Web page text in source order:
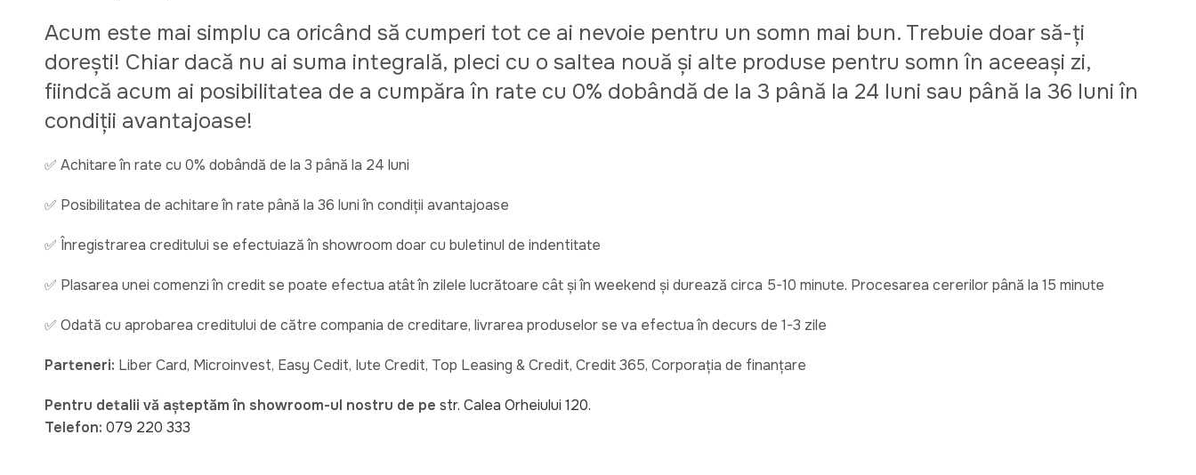
Acum este mai simplu ca oricând să cumperi tot ce ai nevoie pentru un somn mai bun. Trebuie doar să-ți
dorești! Chiar dacă nu ai suma integrală, pleci cu o saltea nouă și alte produse pentru somn în aceeași zi,
fiindcă acum ai posibilitatea de a cumpăra în rate cu 0% dobândă de la 3 până la 24 luni sau până la 36 luni în
condiții avantajoase!
✅ Achitare în rate cu 0% dobândă de la 3 până la 24 luni
✅ Posibilitatea de achitare în rate până la 36 luni în condiții avantajoase
✅ Înregistrarea creditului se efectuiază în showroom doar cu buletinul de indentitate
✅ Plasarea unei comenzi în credit se poate efectua atât în zilele lucrătoare cât și în weekend și durează circa 5-10 minute. Procesarea cererilor până la 15 minute
✅ Odată cu aprobarea creditului de către compania de creditare, livrarea produselor se va efectua în decurs de 1-3 zile
Parteneri: Liber Card, Microinvest, Easy Cedit, Iute Credit, Top Leasing & Credit, Credit 365, Corporația de finanțare
Pentru detalii vă așteptăm în showroom-ul nostru de pe str. Calea Orheiului 120.
Telefon: 079 220 333